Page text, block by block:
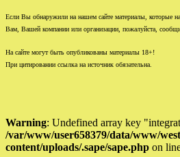
Если Вы обнаружили на нашем сайте материалы, которые
Вам, Вашей компании или организации, пожалуйста,
На сайте могут быть опубликованы материалы 18+!
При цитировании ссылка на источник обязательна.
Warning: Undefined array key
/var/www/user658379/data/www/
content/uploads/.sape/sape.php on